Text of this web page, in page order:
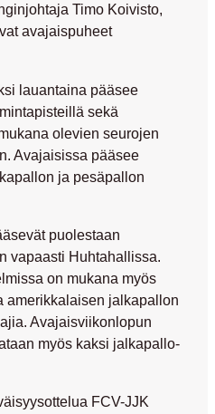
Timo Koivisto,
avajaispuheet
lauantaina pääsee
sekä
olevien seurojen
Avajaisissa pääsee
ja pesäpallon
puolestaan
vapaasti Huhtahallissa.
on mukana myös
amerikkalaisen jalkapallon
Avajaisviikonlopun
myös kaksi jalkapallo-
FCV-JJK